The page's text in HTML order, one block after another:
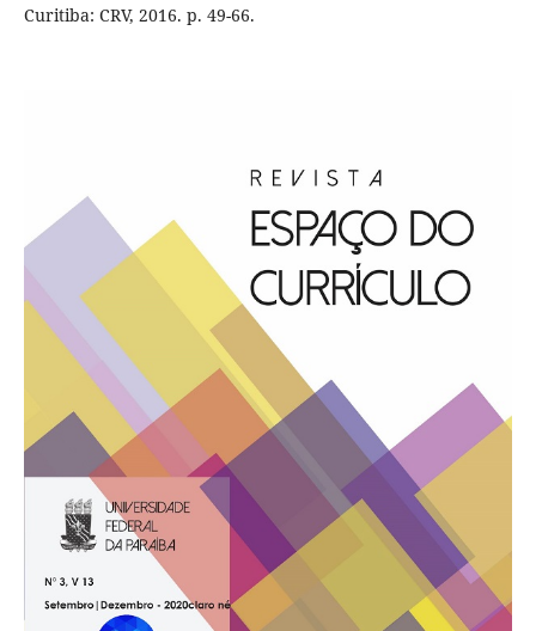
Curitiba: CRV, 2016. p. 49-66.